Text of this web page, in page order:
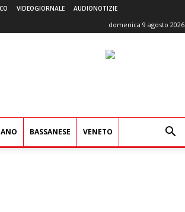
VIDEOGIORNALE AUDIONOTIZIE
domenica 9 agosto 2026
BASSANESE VENETO